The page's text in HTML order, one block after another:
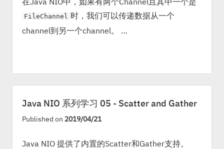
FileChannel 时，我们可以传递数据从一个
channel到另一个channel。 …
Java NIO 系列学习 05 - Scatter and Gather
Published on 2019/04/21
Java NIO 提供了内置的Scatter和Gather支持。